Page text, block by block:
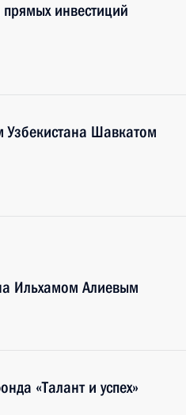
инвестиций
Узбекистана Шавкатом
Ильхамом Алиевым
«Талант и успех»